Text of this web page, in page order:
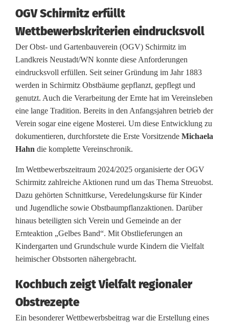
z
u
n
d
T
a
t
k
a
f
t
:
O
G
V
S
OGV Schirmitz erfüllt
Wettbewerbskriterien eindrucksvoll
Der Obst- und Gartenbauverein (OGV) Schirmitz im
Landkreis Neustadt/WN konnte diese Anforderungen
eindrucksvoll erfüllen. Seit seiner Gründung im Jahr 1883
werden in Schirmitz Obstbäume gepflanzt, gepflegt und
genutzt. Auch die Verarbeitung der Ernte hat im Vereinsleben
eine lange Tradition. Bereits in den Anfangsjahren betrieb der
Verein sogar eine eigene Mosterei. Um diese Entwicklung zu
dokumentieren, durchforstete die Erste Vorsitzende Michaela
Hahn die komplette Vereinschronik.
Im Wettbewerbszeitraum 2024/2025 organisierte der OGV
Schirmitz zahlreiche Aktionen rund um das Thema Streuobst.
Dazu gehörten Schnittkurse, Veredelungskurse für Kinder
und Jugendliche sowie Obstbaumpflanzaktionen. Darüber
hinaus beteiligten sich Verein und Gemeinde an der
Ernteaktion „Gelbes Band“. Mit Obstlieferungen an
Kindergarten und Grundschule wurde Kindern die Vielfalt
heimischer Obstsorten nähergebracht.
Kochbuch zeigt Vielfalt regionaler
Obstrezepte
Ein besonderer Wettbewerbsbeitrag war die Erstellung eines